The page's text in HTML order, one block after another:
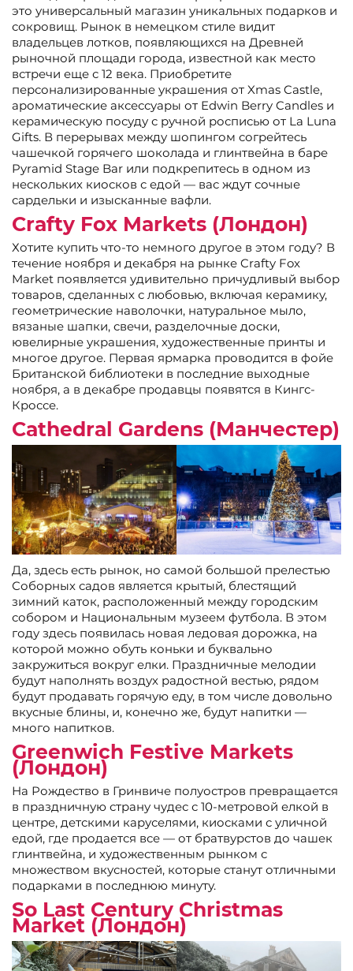
это универсальный магазин уникальных подарков и
сокровищ. Рынок в немецком стиле видит
владельцев лотков, появляющихся на Древней
рыночной площади города, известной как место
встречи еще с 12 века. Приобретите
персонализированные украшения от Xmas Castle,
ароматические аксессуары от Edwin Berry Candles и
керамическую посуду с ручной росписью от La Luna
Gifts. В перерывах между шопингом согрейтесь
чашечкой горячего шоколада и глинтвейна в баре
Pyramid Stage Bar или подкрепитесь в одном из
нескольких киосков с едой — вас ждут сочные
сардельки и изысканные вафли.
Crafty Fox Markets (Лондон)
Хотите купить что-то немного другое в этом году? В
течение ноября и декабря на рынке Crafty Fox
Market появляется удивительно причудливый выбор
товаров, сделанных с любовью, включая керамику,
геометрические наволочки, натуральное мыло,
вязаные шапки, свечи, разделочные доски,
ювелирные украшения, художественные принты и
многое другое. Первая ярмарка проводится в фойе
Британской библиотеки в последние выходные
ноября, а в декабре продавцы появятся в Кингс-
Кроссе.
Cathedral Gardens (Манчестер)
Да, здесь есть рынок, но самой большой прелестью
Соборных садов является крытый, блестящий
зимний каток, расположенный между городским
собором и Национальным музеем футбола. В этом
году здесь появилась новая ледовая дорожка, на
которой можно обуть коньки и буквально
закружиться вокруг елки. Праздничные мелодии
будут наполнять воздух радостной вестью, рядом
будут продавать горячую еду, в том числе довольно
вкусные блины, и, конечно же, будут напитки —
много напитков.
Greenwich Festive Markets
(Лондон)
На Рождество в Гринвиче полуостров превращается
в праздничную страну чудес с 10-метровой елкой в
центре, детскими каруселями, киосками с уличной
едой, где продается все — от братвурстов до чашек
глинтвейна, и художественным рынком с
множеством вкусностей, которые станут отличными
подарками в последнюю минуту.
So Last Century Christmas
Market (Лондон)